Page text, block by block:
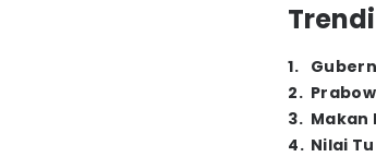
1.
2.
3. Makan
4. Nilai